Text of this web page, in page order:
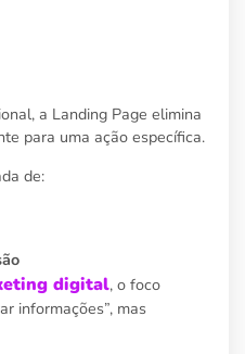
a Landing Page elimina
para uma ação específica.
de:
digital, o foco
informações”, mas